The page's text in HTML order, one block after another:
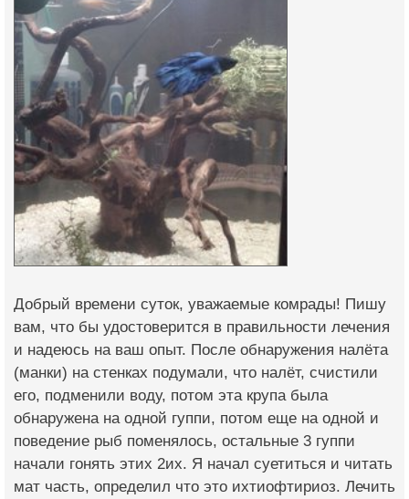
Добрый времени суток, уважаемые комрады! Пишу
вам, что бы удостоверится в правильности лечения
и надеюсь на ваш опыт. После обнаружения налёта
(манки) на стенках подумали, что налёт, счистили
его, подменили воду, потом эта крупа была
обнаружена на одной гуппи, потом еще на одной и
поведение рыб поменялось, остальные 3 гуппи
начали гонять этих 2их. Я начал суетиться и читать
мат часть, определил что это ихтиофтириоз. Лечить